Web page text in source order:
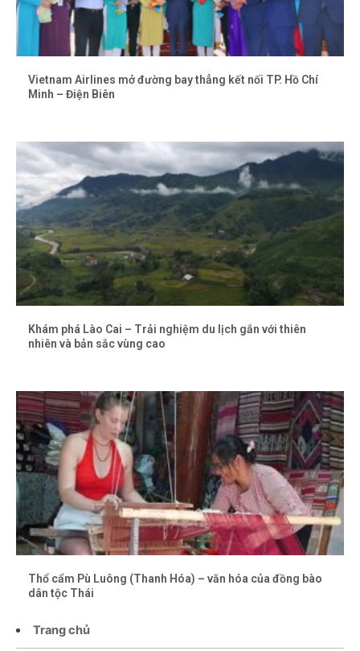
Trang chủ
Vietnam Airlines mở đường bay thẳng kết nối TP. Hồ Chí
Minh – Điện Biên
Khám phá Lào Cai – Trải nghiệm du lịch gắn với thiên
nhiên và bản sắc vùng cao
Thổ cẩm Pù Luông (Thanh Hóa) – văn hóa của đồng bào
dân tộc Thái